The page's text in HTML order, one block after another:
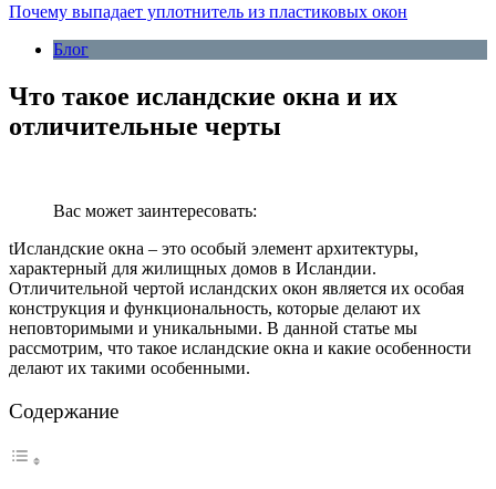
Почему выпадает уплотнитель из пластиковых окон
Блог
Что такое исландские окна и их
отличительные черты
Вас может заинтересовать:
tИсландские окна – это особый элемент архитектуры,
характерный для жилищных домов в Исландии.
Отличительной чертой исландских окон является их особая
конструкция и функциональность, которые делают их
неповторимыми и уникальными. В данной статье мы
рассмотрим, что такое исландские окна и какие особенности
делают их такими особенными.
Содержание